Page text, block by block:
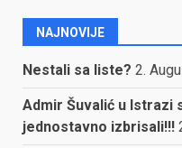
NAJNOVIJE
Nestali sa liste? 2.
Admir Šuvalić u Istrazi
jednostavno izbrisali!!!